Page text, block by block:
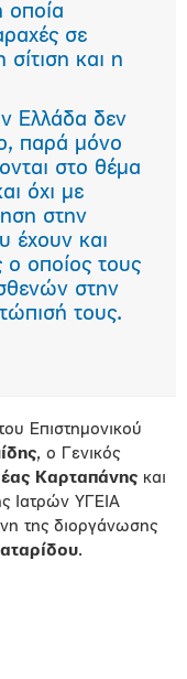
οποία
σε
σίτιση και η
Ελλάδα δεν
παρά μόνο
στο θέμα
όχι με
στην
έχουν και
ο οποίος τους
στην
τους.
Επιστημονικού
, ο Γενικός
Καρταπάνης και
Ιατρών ΥΓΕΙΑ
της διοργάνωσης
.